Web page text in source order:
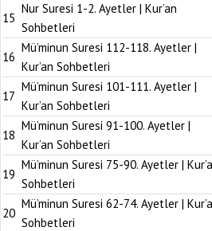
15
Nur Suresi 1-2. Ayetler | Kur’an
Sohbetleri
16
Mü’minun Suresi 112-118. Ayetler |
Kur’an Sohbetleri
17
Mü’minun Suresi 101-111. Ayetler |
Kur’an Sohbetleri
18
Mü’minun Suresi 91-100. Ayetler |
Kur’an Sohbetleri
19
Mü’minun Suresi 75-90. Ayetler |
Sohbetleri
20
Mü’minun Suresi 62-74. Ayetler |
Sohbetleri